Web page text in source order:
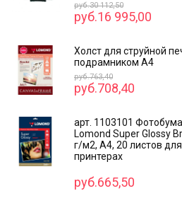
руб.30 112,50
руб.16 995,00
Холст для струйной
подрамником А4
руб.763,40
руб.708,40
арт. 1103101
Lomond Super Glossy
г/м2, А4, 20 листов
принтерах
руб.665,50